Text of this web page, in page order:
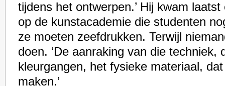
tijdens het ontwerpen.’ Hij kwam
op de kunstacademie die studenten
ze moeten zeefdrukken. Terwijl
doen. ‘De aanraking van die techniek,
kleurgangen, het fysieke materiaal,
maken.’